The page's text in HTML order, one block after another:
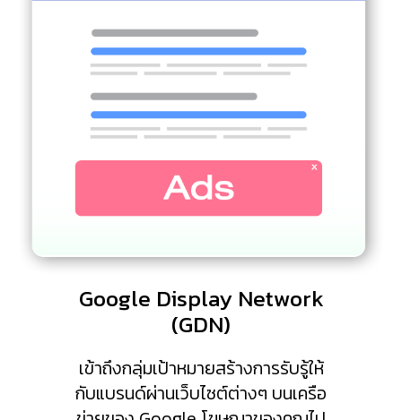
Google Display Network
(GDN)
เข้าถึงกลุ่มเป้าหมายสร้างการรับรู้ให้
กับแบรนด์ผ่านเว็บไซต์ต่างๆ บนเครือ